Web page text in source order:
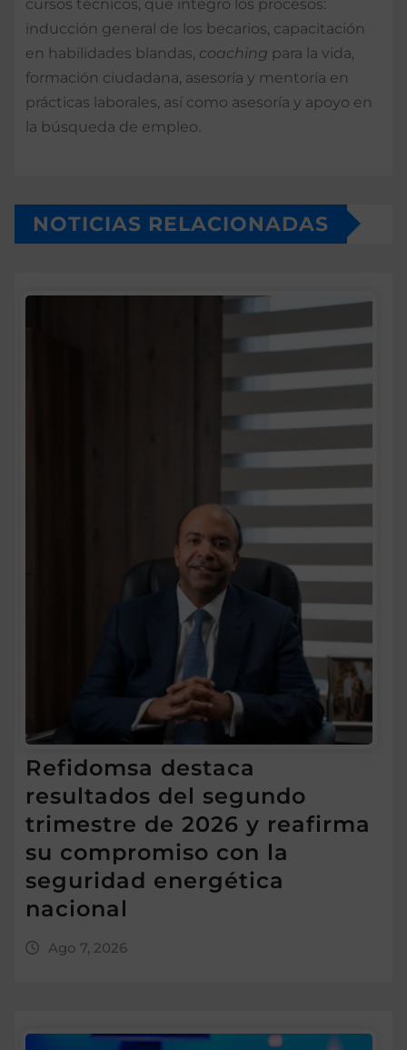
cursos técnicos, que integró los procesos:
inducción general de los becarios, capacitación
en habilidades blandas, coaching para la vida,
formación ciudadana, asesoría y mentoría en
prácticas laborales, así como asesoría y apoyo en
la búsqueda de empleo.
NOTICIAS RELACIONADAS
Refidomsa destaca
resultados del segundo
trimestre de 2026 y reafirma
su compromiso con la
seguridad energética
nacional
Ago 7, 2026